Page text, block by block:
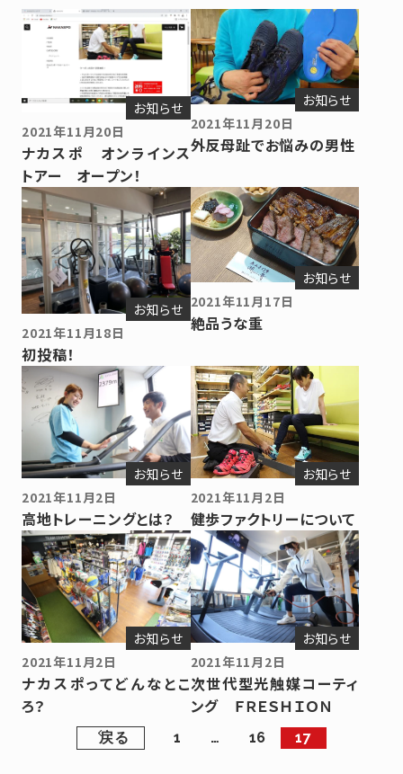
お知らせ
2021年11月20日
ナカスポ オンラインス
トアー オープン！
お知らせ
2021年11月20日
外反母趾でお悩みの男性
お知らせ
2021年11月18日
初投稿！
お知らせ
2021年11月17日
絶品うな重
お知らせ
2021年11月2日
高地トレーニングとは？
お知らせ
2021年11月2日
健歩ファクトリーについて
お知らせ
2021年11月2日
ナカスポってどんなとこ
ろ？
お知らせ
2021年11月2日
次世代型光触媒コーティ
ング ＦＲＥＳＨＩＯＮ
戻る 1 … 16 17